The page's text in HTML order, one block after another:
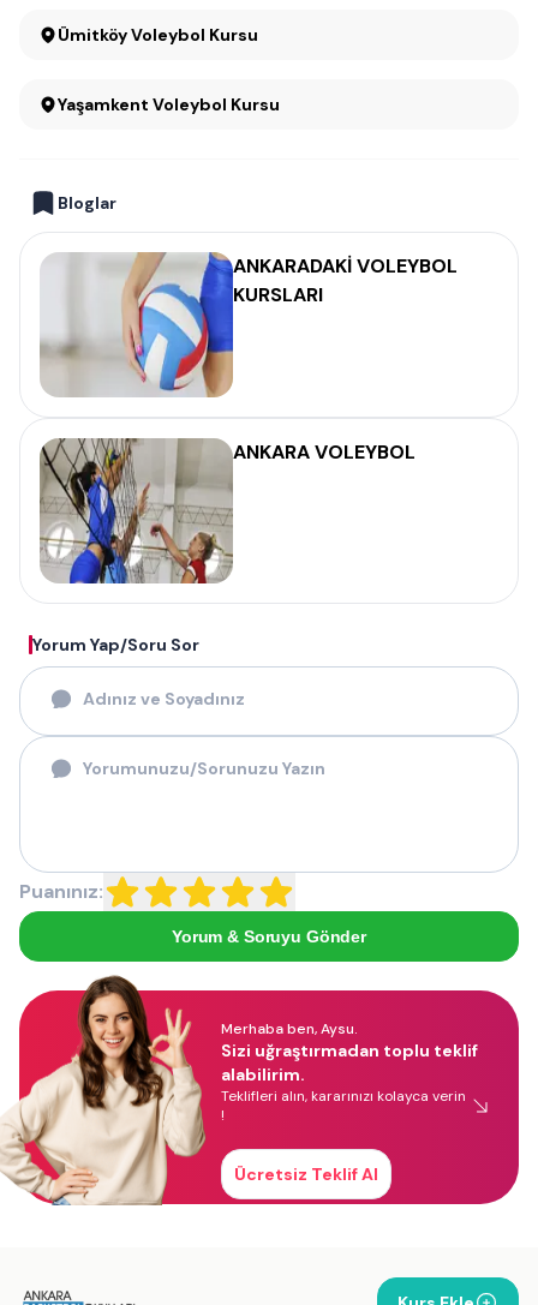
Ümitköy Voleybol Kursu
Yaşamkent Voleybol Kursu
Bloglar
ANKARADAKİ VOLEYBOL
KURSLARI
ANKARA VOLEYBOL
Yorum Yap/Soru Sor
Puanınız:
Yorum & Soruyu Gönder
Merhaba ben, Aysu.
Sizi uğraştırmadan toplu teklif
alabilirim.
Teklifleri alın, kararınızı kolayca verin
!
Ücretsiz Teklif Al